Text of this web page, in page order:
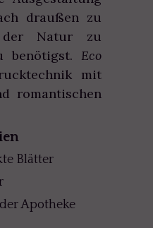
draußen zu
Natur zu
benötigst. Eco
mit
romantischen
Blätter
Apotheke